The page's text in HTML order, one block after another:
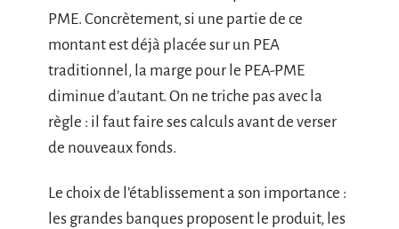
PME. Concrètement, si une partie de ce
montant est déjà placée sur un PEA
traditionnel, la marge pour le PEA-PME
diminue d’autant. On ne triche pas avec la
règle : il faut faire ses calculs avant de verser
de nouveaux fonds.
Le choix de l’établissement a son importance :
les grandes banques proposent le produit, les